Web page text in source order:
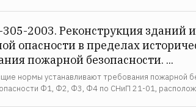
2003. Реконструкция зданий
опасности в пределах
пожарной безопасности. ...
нормы устанавливают требования пожарной
Ф1, Ф2, Ф3, Ф4 по СНиП 21-01,